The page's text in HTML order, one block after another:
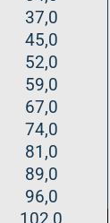
37,0
45,0
52,0
59,0
67,0
74,0
81,0
89,0
96,0